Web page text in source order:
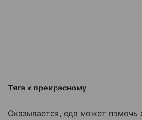
Тяга к прекрасному
Оказывается, еда может помочь